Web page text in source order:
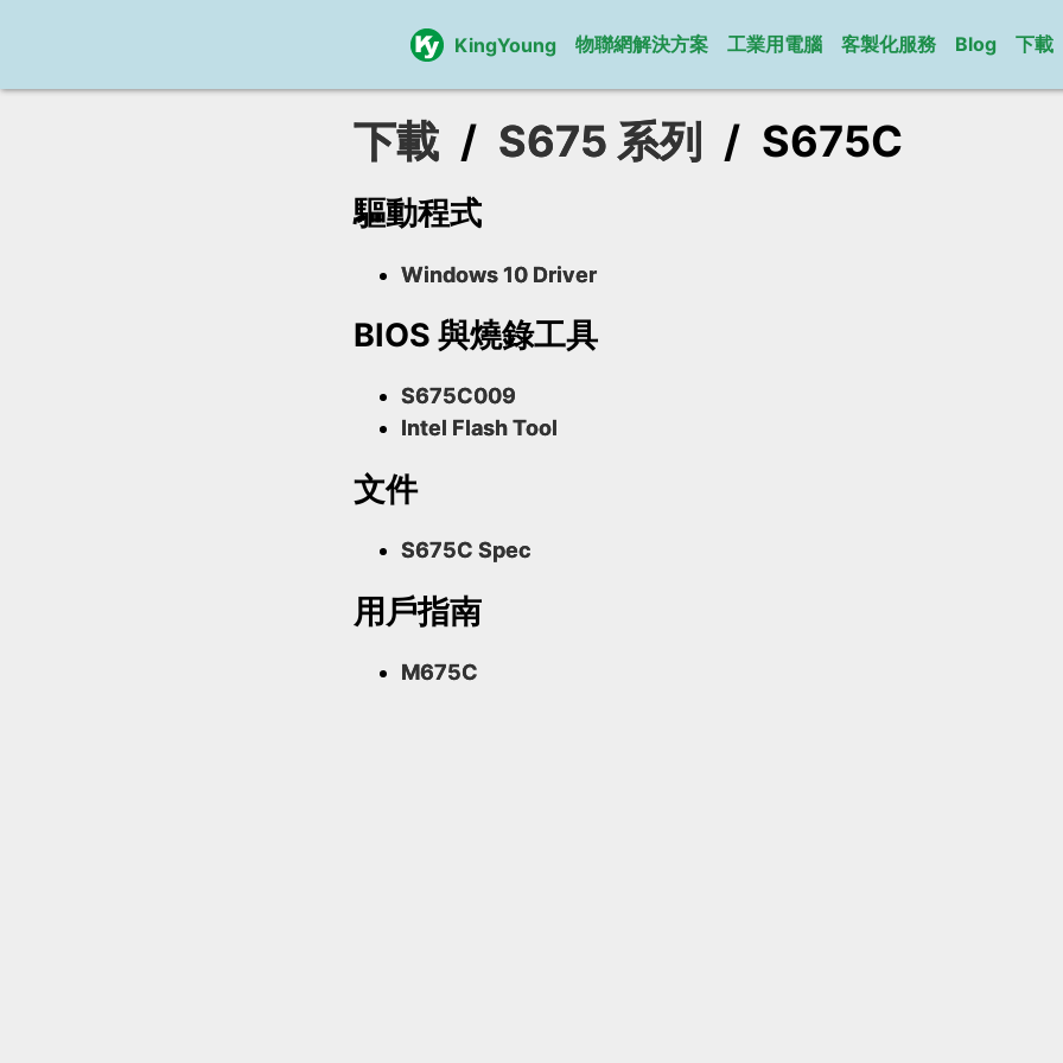
KingYoung 物聯網解決方案 工業用電腦 客製化服務 Blog 下載
下載 / S675 系列 / S675C
驅動程式
Windows 10 Driver
BIOS 與燒錄工具
S675C009
Intel Flash Tool
文件
S675C Spec
用戶指南
M675C